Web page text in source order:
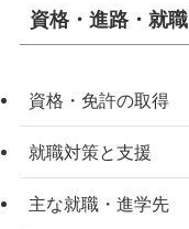
資格・進路・就職
資格・免許の取得
就職対策と支援
主な就職・進学先